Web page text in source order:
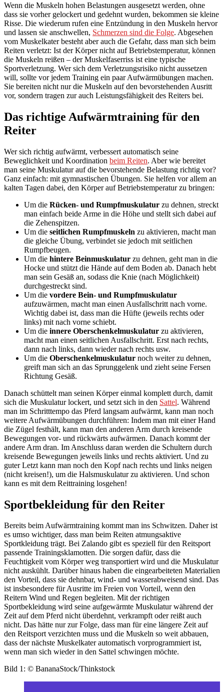
Wenn die Muskeln hohen Belastungen ausgesetzt werden, ohne
dass sie vorher gelockert und gedehnt wurden, bekommen sie kleine
Risse. Die wiederum rufen eine Entzündung in den Muskeln hervor
und lassen sie anschwellen, Schmerzen sind die Folge. Abgesehen
vom Muskelkater besteht aber auch die Gefahr, dass man sich beim
Reiten verletzt: Ist der Körper nicht auf Betriebstemperatur, können
die Muskeln reißen – der Muskelfaserriss ist eine typische
Sportverletzung. Wer sich dem Verletzungsrisiko nicht aussetzen
will, sollte vor jedem Training ein paar Aufwärmübungen machen.
Sie bereiten nicht nur die Muskeln auf den bevorstehenden Ausritt
vor, sondern tragen zur auch Leistungsfähigkeit des Reiters bei.
Das richtige Aufwärmtraining für den
Reiter
Wer sich richtig aufwärmt, verbessert automatisch seine
Beweglichkeit und Koordination beim Reiten. Aber wie bereitet
man seine Muskulatur auf die bevorstehende Belastung richtig vor?
Ganz einfach: mit gymnastischen Übungen. Sie helfen vor allem an
kalten Tagen dabei, den Körper auf Betriebstemperatur zu bringen:
Um die Rücken- und Rumpfmuskulatur zu dehnen, streckt
man einfach beide Arme in die Höhe und stellt sich dabei auf
die Zehenspitzen.
Um die seitlichen Rumpfmuskeln zu aktivieren, macht man
die gleiche Übung, verbindet sie jedoch mit seitlichen
Rumpfbeugen.
Um die hintere Beinmuskulatur zu dehnen, geht man in die
Hocke und stützt die Hände auf dem Boden ab. Danach hebt
man sein Gesäß an, sodass die Knie (nach Möglichkeit)
durchgestreckt sind.
Um die vordere Bein- und Rumpfmuskulatur
aufzuwärmen, macht man einen Ausfallschritt nach vorne.
Wichtig dabei ist, dass man die Hüfte (jeweils rechts oder
links) mit nach vorne schiebt.
Um die innere Oberschenkelmuskulatur zu aktivieren,
macht man einen seitlichen Ausfallschritt. Erst nach rechts,
dann nach links, dann wieder nach rechts usw.
Um die Oberschenkelmuskulatur noch weiter zu dehnen,
greift man sich an das Sprunggelenk und zieht seine Fersen
Richtung Gesäß.
Danach schüttelt man seinen Körper einmal komplett durch, damit
sich die Muskulatur lockert, und setzt sich in den Sattel. Während
man im Schritttempo das Pferd langsam aufwärmt, kann man noch
weitere Aufwärmübungen durchführen: Indem man mit einer Hand
die Zügel festhält, kann man den anderen Arm durch kreisende
Bewegungen vor- und rückwärts aufwärmen. Danach kommt der
andere Arm dran. Im Anschluss daran werden die Schultern durch
kreisende Bewegungen jeweils links und rechts aktiviert. Und zu
guter Letzt kann man noch den Kopf nach rechts und links neigen
(nicht kreisen!), um die Halsmuskulatur zu aktivieren. Und schon
kann es mit dem Reittraining losgehen!
Sportbekleidung für den Reiter
Bereits beim Aufwärmtraining kommt man ins Schwitzen. Daher ist
es umso wichtiger, dass man beim Reiten atmungsaktive
Sportkleidung trägt. Bei Zalando gibt es speziell für den Reitsport
passende Trainingsklamotten. Die sorgen dafür, dass die
Feuchtigkeit vom Körper weg transportiert wird und die Muskulatur
nicht auskühlt. Darüber hinaus haben die eingearbeiteten Materialien
den Vorteil, dass sie dehnbar, wind- und wasserabweisend sind. Das
ist insbesondere für Ausritte im Freien von Vorteil, wenn den
Reitern Wind und Regen begleiten. Mit der richtigen
Sportbekleidung wird seine aufgewärmte Muskulatur während der
Zeit auf dem Pferd nicht überdehnt, verkrampft oder reißt auch
nicht. Das hätte nur zur Folge, dass man für eine längere Zeit auf
den Reitsport verzichten muss und die Muskeln so weit abbauen,
dass der nächste Muskelkater automatisch vorprogrammiert ist,
wenn man sich wieder in den Sattel schwingen möchte.
Bild 1: © BananaStock/Thinkstock